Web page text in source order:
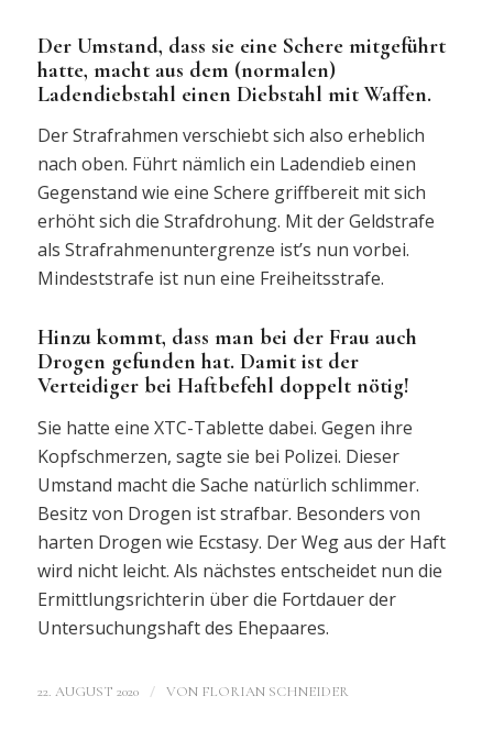
Der Umstand, dass sie eine Schere mitgeführt
hatte, macht aus dem (normalen)
Ladendiebstahl einen Diebstahl mit Waffen.
Der Strafrahmen verschiebt sich also erheblich
nach oben. Führt nämlich ein Ladendieb einen
Gegenstand wie eine Schere griffbereit mit sich
erhöht sich die Strafdrohung. Mit der Geldstrafe
als Strafrahmenuntergrenze ist’s nun vorbei.
Mindeststrafe ist nun eine Freiheitsstrafe.
Hinzu kommt, dass man bei der Frau auch
Drogen gefunden hat. Damit ist der
Verteidiger bei Haftbefehl doppelt nötig!
Sie hatte eine XTC-Tablette dabei. Gegen ihre
Kopfschmerzen, sagte sie bei Polizei. Dieser
Umstand macht die Sache natürlich schlimmer.
Besitz von Drogen ist strafbar. Besonders von
harten Drogen wie Ecstasy. Der Weg aus der Haft
wird nicht leicht. Als nächstes entscheidet nun die
Ermittlungsrichterin über die Fortdauer der
Untersuchungshaft des Ehepaares.
22. AUGUST 2020 / VON FLORIAN SCHNEIDER